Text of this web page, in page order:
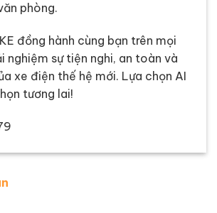
phòng.
đồng hành cùng bạn trên mọi
nghiệm sự tiện nghi, an toàn và
xe điện thế hệ mới. Lựa chọn AI
tương lai!